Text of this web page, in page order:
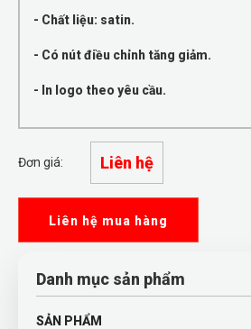
- Chất liệu: satin.
- Có nút điều chỉnh tăng giảm.
- In logo theo yêu cầu.
Đơn giá: Liên hệ
Liên hệ mua hàng
Danh mục sản phẩm
SẢN PHẨM